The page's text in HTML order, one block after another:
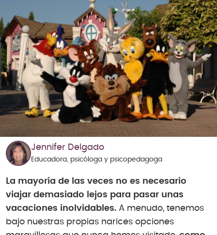
Jennifer Delgado
Educadora, psicóloga y psicopedagoga
La mayoría de las veces no es necesario
viajar demasiado lejos para pasar unas
vacaciones inolvidables. A menudo, tenemos
bajo nuestras propias narices opciones